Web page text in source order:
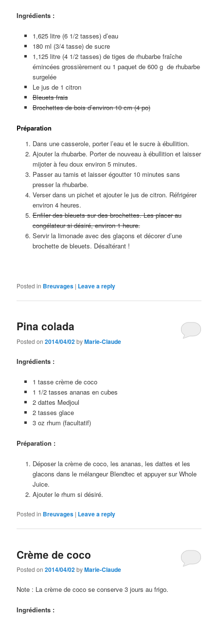
Ingrédients :
1,625 litre (6 1/2 tasses) d’eau
180 ml (3/4 tasse) de sucre
1,125 litre (4 1/2 tasses) de tiges de rhubarbe fraîche
émincées grossièrement ou 1 paquet de 600 g de rhubarbe
surgelée
Le jus de 1 citron
Bleuets frais
Brochettes de bois d’environ 10 cm (4 po)
Préparation
Dans une casserole, porter l’eau et le sucre à ébullition.
Ajouter la rhubarbe. Porter de nouveau à ébullition et laisser
mijoter à feu doux environ 5 minutes.
Passer au tamis et laisser égoutter 10 minutes sans
presser la rhubarbe.
Verser dans un pichet et ajouter le jus de citron. Réfrigérer
environ 4 heures.
Enfiler des bleuets sur des brochettes. Les placer au
congélateur si désiré, environ 1 heure.
Servir la limonade avec des glaçons et décorer d’une
brochette de bleuets. Désaltérant !
Posted in Breuvages | Leave a reply
Pina colada
Posted on2014/04/02byMarie-Claude
Ingrédients :
1 tasse crème de coco
1 1/2 tasses ananas en cubes
2 dattes Medjoul
2 tasses glace
3 oz rhum (facultatif)
Préparation :
Déposer la crème de coco, les ananas, les dattes et les
glacons dans le mélangeur Blendtec et appuyer sur Whole
Juice.
Ajouter le rhum si désiré.
Posted in Breuvages | Leave a reply
Crème de coco
Posted on2014/04/02byMarie-Claude
Note : La crème de coco se conserve 3 jours au frigo.
Ingrédients :